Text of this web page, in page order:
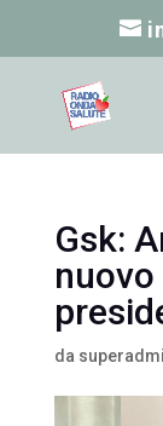
Gsk:
nuovo
da